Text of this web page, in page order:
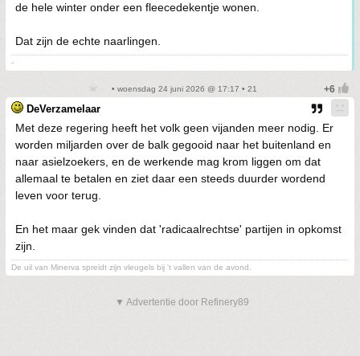
de hele winter onder een fleecedekentje wonen.
Dat zijn de echte naarlingen.
-
• woensdag 24 juni 2026 @ 17:17 • 21
DeVerzamelaar
Met deze regering heeft het volk geen vijanden meer nodig. Er
worden miljarden over de balk gegooid naar het buitenland en
naar asielzoekers, en de werkende mag krom liggen om dat
allemaal te betalen en ziet daar een steeds duurder wordend
leven voor terug.
En het maar gek vinden dat 'radicaalrechtse' partijen in opkomst
zijn.
De uil van Minerva spreidt zijn vleugels bij 't vallen van de avond.
▼ Advertentie door Refinery89